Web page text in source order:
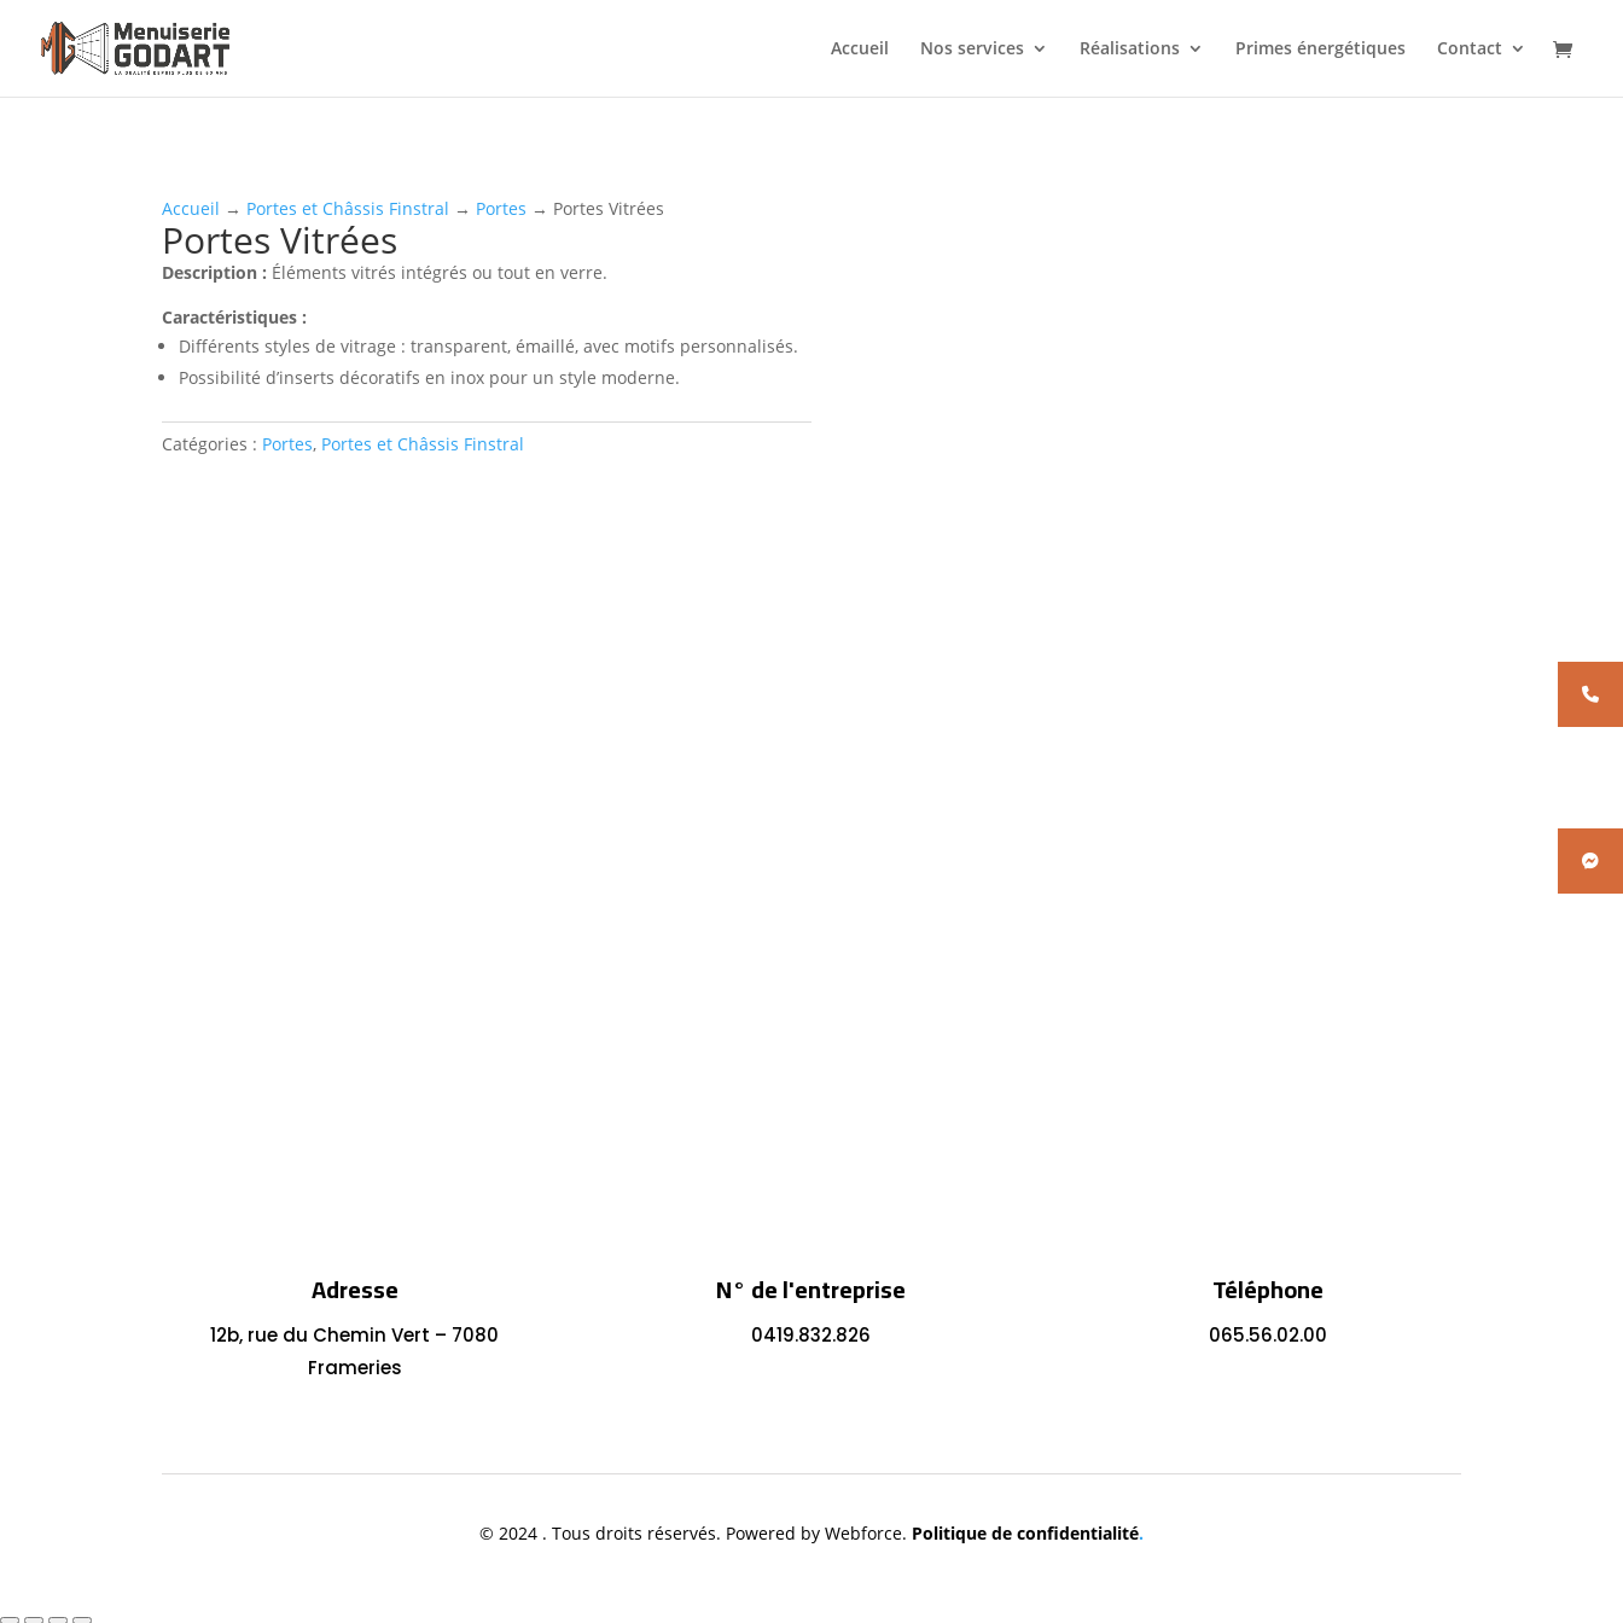
Accueil Nos services Réalisations Primes énergétiques Contact
Accueil → Portes et Châssis Finstral → Portes → Portes Vitrées
Portes Vitrées
Description : Éléments vitrés intégrés ou tout en verre.
Caractéristiques :
Différents styles de vitrage : transparent, émaillé, avec motifs personnalisés.
Possibilité d’inserts décoratifs en inox pour un style moderne.
Catégories : Portes, Portes et Châssis Finstral
Adresse
12b, rue du Chemin Vert – 7080
Frameries
N° de l'entreprise
0419.832.826
Téléphone
065.56.02.00
© 2024 . Tous droits réservés. Powered by Webforce. Politique de confidentialité.